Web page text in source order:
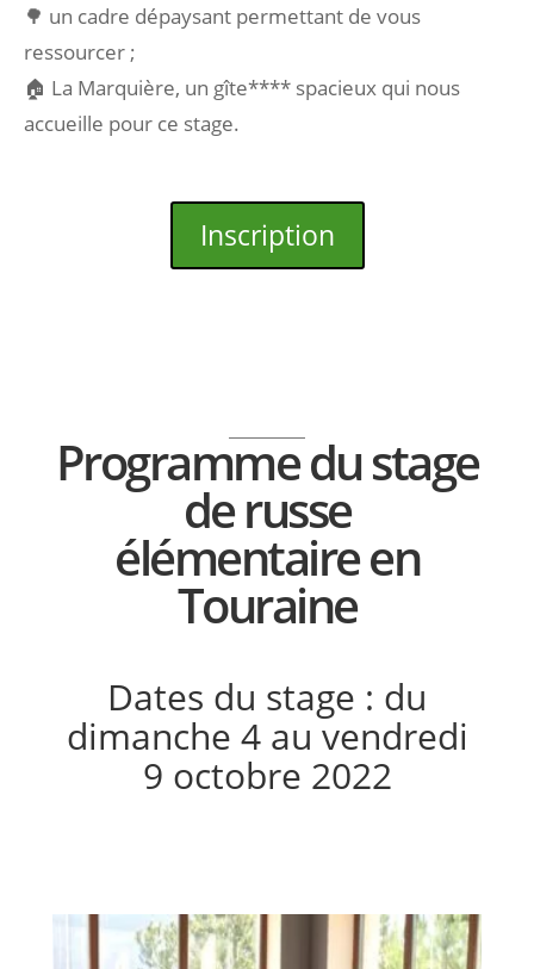
🌳 un cadre dépaysant permettant de vous
ressourcer ;
🏠 La Marquière, un gîte**** spacieux qui nous
accueille pour ce stage.
Inscription
Programme du stage
de russe
élémentaire en
Touraine
Dates du stage : du
dimanche 4 au vendredi
9 octobre 2022